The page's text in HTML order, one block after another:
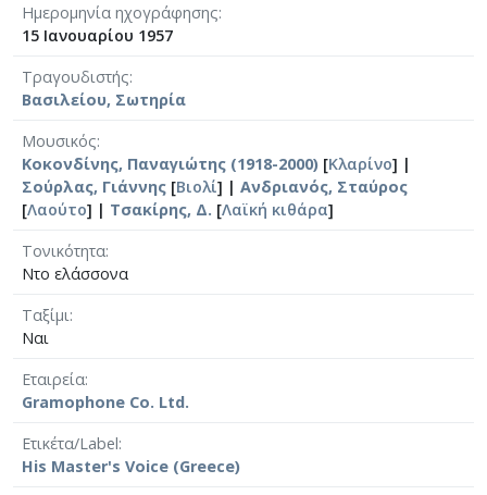
Ημερομηνία ηχογράφησης
15 Ιανουαρίου 1957
Τραγουδιστής
Βασιλείου, Σωτηρία
Μουσικός
Κοκονδίνης, Παναγιώτης (1918-2000) [Κλαρίνο] |
Σούρλας, Γιάννης [Βιολί] | Ανδριανός, Σταύρος
[Λαούτο] | Τσακίρης, Δ. [Λαϊκή κιθάρα]
Τονικότητα
Ντο ελάσσονα
Ταξίμι
Ναι
Εταιρεία
Gramophone Co. Ltd.
Ετικέτα/Label
His Master's Voice (Greece)